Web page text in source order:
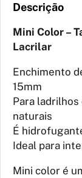
Descrição
Mini Color –
Lacrilar
Enchimento
15mm
Para
naturais
É
Ideal para
Mini color é